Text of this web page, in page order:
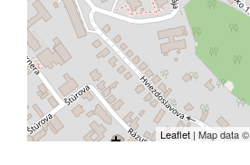
Leaflet | Map data ©